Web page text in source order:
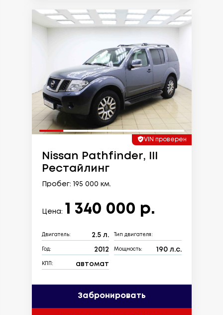
VIN проверен
Nissan Pathfinder, III
Рестайлинг
Пробег: 195 000 км.
Цена: 1 340 000 р.
Двигатель: 2.5 л. Тип двигателя:
Год: 2012 Мощность: 190 л.с.
КПП: автомат
Забронировать